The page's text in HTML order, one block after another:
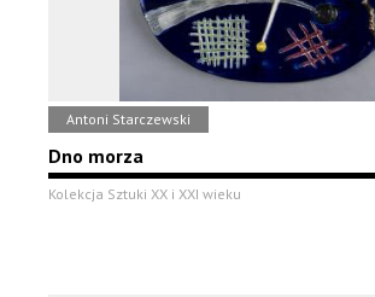
Antoni Starczewski
Dno morza
Kolekcja Sztuki XX i XXI wieku